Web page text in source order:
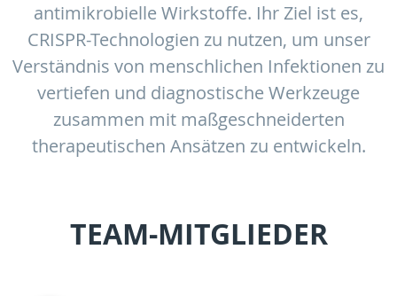
antimikrobielle Wirkstoffe. Ihr Ziel ist es,
CRISPR-Technologien zu nutzen, um unser
Verständnis von menschlichen Infektionen zu
vertiefen und diagnostische Werkzeuge
zusammen mit maßgeschneiderten
therapeutischen Ansätzen zu entwickeln.
TEAM-MITGLIEDER